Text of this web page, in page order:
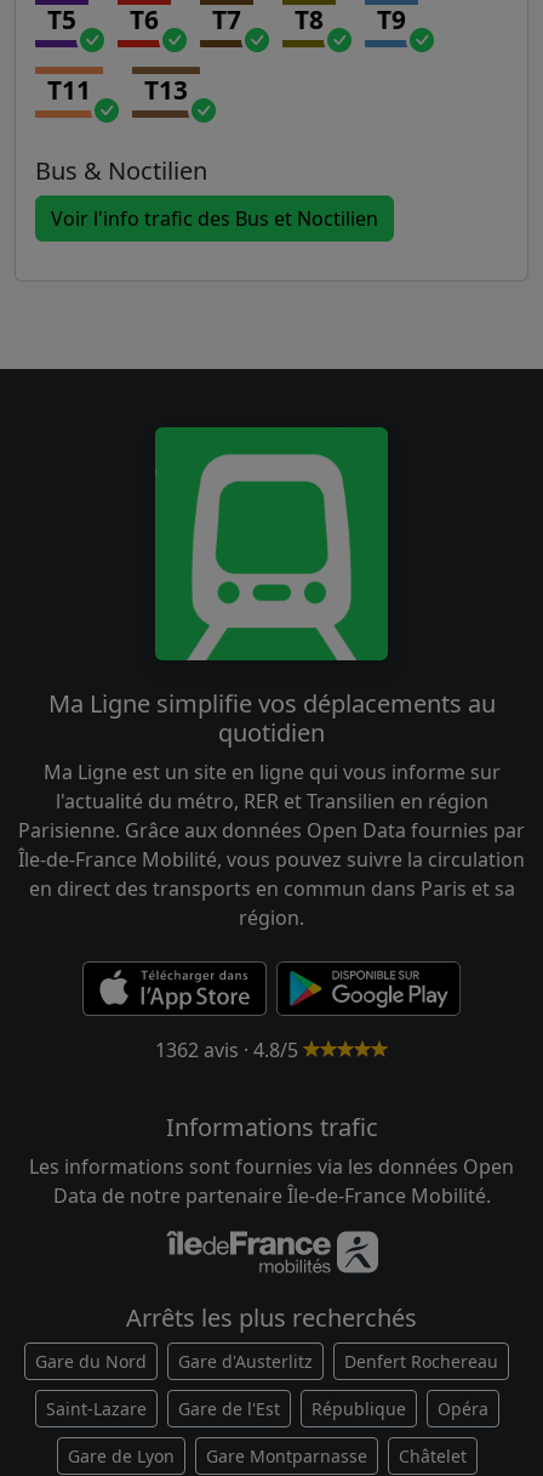
T5 T6 T7 T8 T9
T11 T13
Bus & Noctilien
Voir l'info trafic des Bus et Noctilien
Ma Ligne simplifie vos déplacements au
quotidien
Ma Ligne est un site en ligne qui vous informe sur
l'actualité du métro, RER et Transilien en région
Parisienne. Grâce aux données Open Data fournies par
Île-de-France Mobilité, vous pouvez suivre la circulation
en direct des transports en commun dans Paris et sa
région.
1362 avis · 4.8/5
Informations trafic
Les informations sont fournies via les données Open
Data de notre partenaire Île-de-France Mobilité.
Arrêts les plus recherchés
Gare du Nord Gare d'Austerlitz Denfert Rochereau
Saint-Lazare Gare de l'Est République Opéra
Gare de Lyon Gare Montparnasse Châtelet